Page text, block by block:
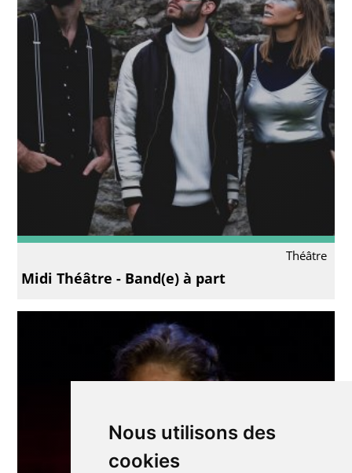
Nous utilisons des
cookies
Théâtre
Midi Théâtre - Band(e) à part